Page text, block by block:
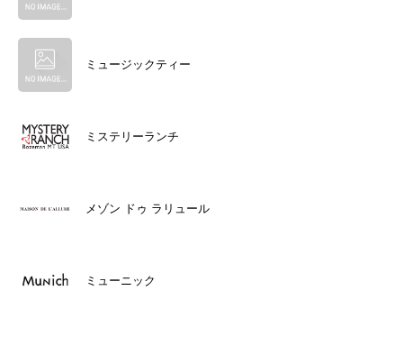
ミュージックティー
ミステリーランチ
メゾン ドゥ ラリュール
ミューニック